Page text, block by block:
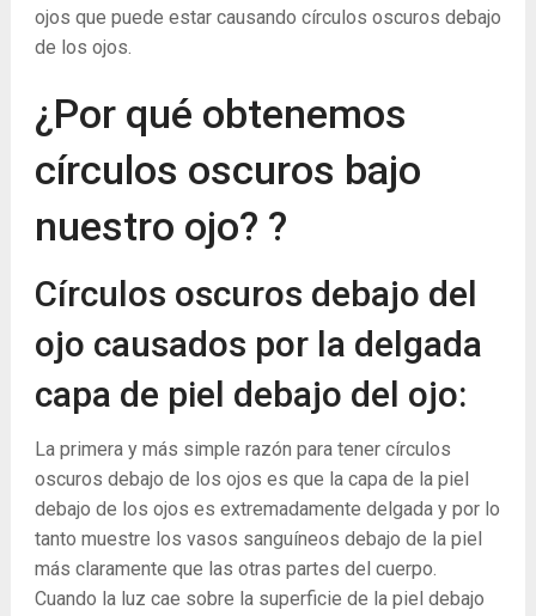
ojos que puede estar causando círculos oscuros debajo
de los ojos.
¿Por qué obtenemos
círculos oscuros bajo
nuestro ojo? ?
Círculos oscuros debajo del
ojo causados ​​por la delgada
capa de piel debajo del ojo:
La primera y más simple razón para tener círculos
oscuros debajo de los ojos es que la capa de la piel
debajo de los ojos es extremadamente delgada y por lo
tanto muestre los vasos sanguíneos debajo de la piel
más claramente que las otras partes del cuerpo.
Cuando la luz cae sobre la superficie de la piel debajo